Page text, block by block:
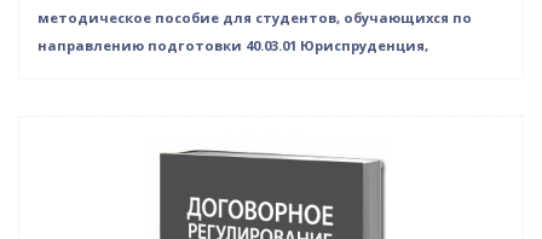
методическое пособие для студентов, обучающихся по
направлению подготовки 40.03.01 Юриспруденция,